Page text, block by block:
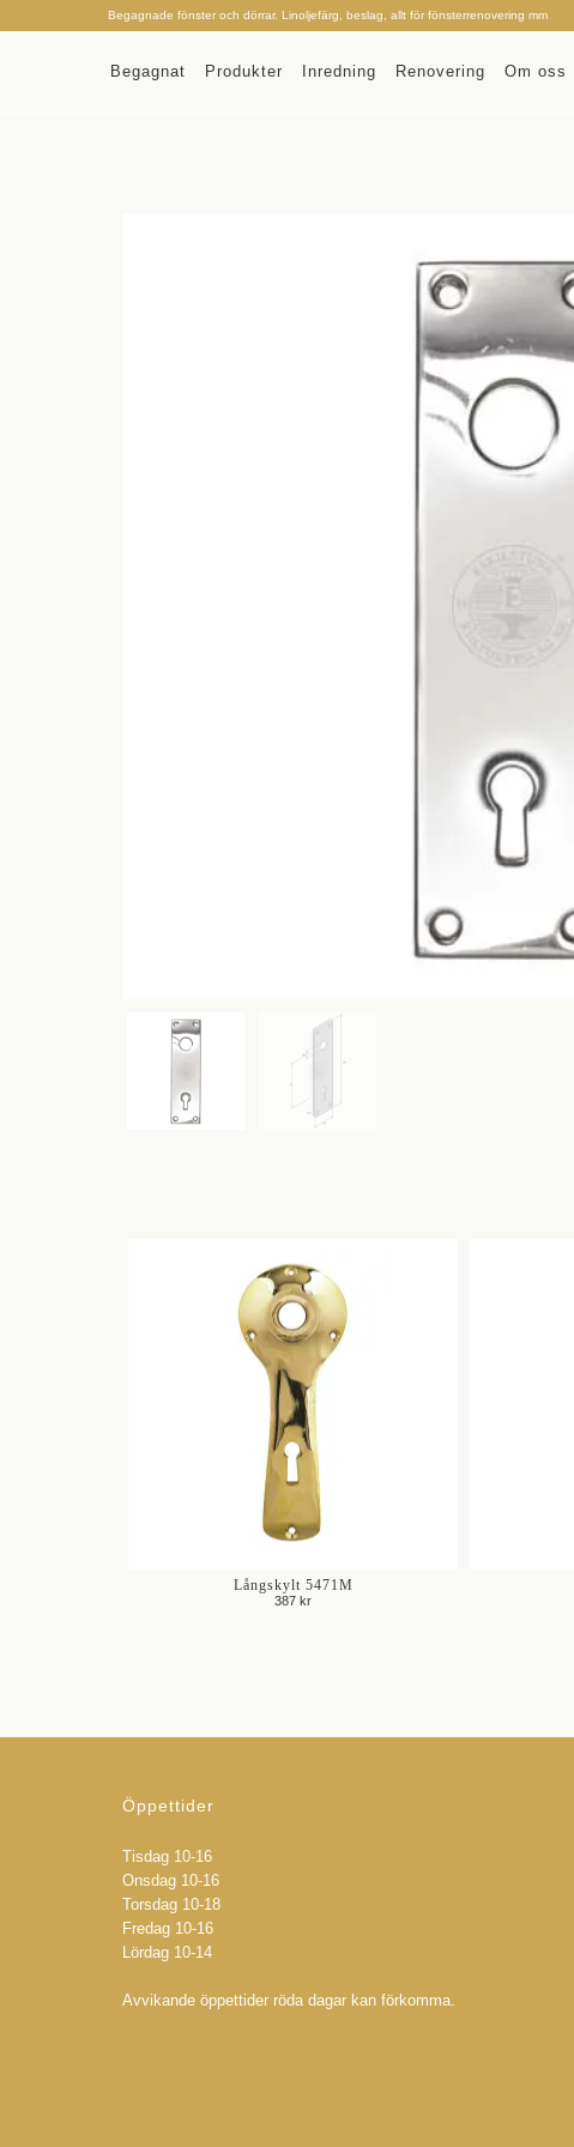
Begagnade fönster och dörrar. Linoljefärg, beslag, allt för fönsterrenovering mm
Begagnat Produkter Inredning Renovering Om oss
Långskylt 5471M
387 kr
Öppettider
Tisdag 10-16
Onsdag 10-16
Torsdag 10-18
Fredag 10-16
Lördag 10-14
Avvikande öppettider röda dagar kan förkomma.